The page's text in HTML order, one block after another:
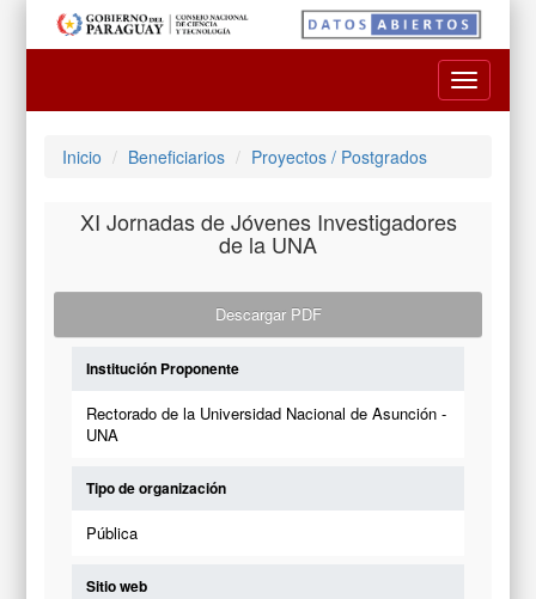
Toggle
Inicio Beneficiarios Proyectos / Postgrados
XI Jornadas de Jóvenes Investigadores
de la UNA
Descargar PDF
Institución Proponente
Rectorado de la Universidad Nacional de Asunción -
UNA
Tipo de organización
Pública
Sitio web